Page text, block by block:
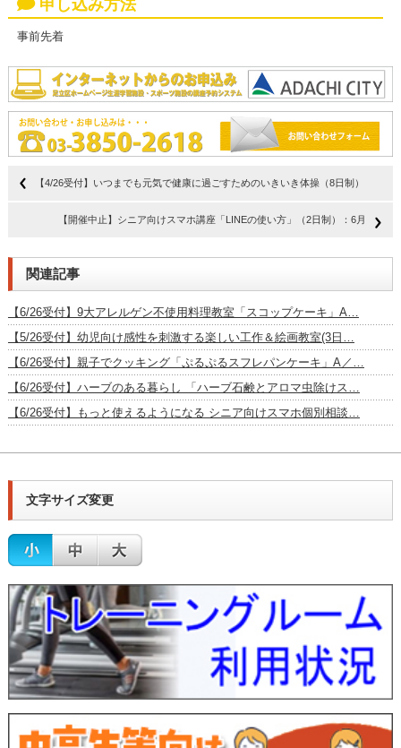
申し込み方法
事前先着
【4/26受付】いつまでも元気で健康に過ごすためのいきいき体操（8日制）
【開催中止】シニア向けスマホ講座「LINEの使い方」（2日制）：6月
関連記事
【6/26受付】9大アレルゲン不使用料理教室「スコップケーキ」A…
【5/26受付】幼児向け感性を刺激する楽しい工作＆絵画教室(3日…
【6/26受付】親子でクッキング「ぷるぷるスフレパンケーキ」A／…
【6/26受付】ハーブのある暮らし 「ハーブ石鹸とアロマ虫除けス…
【6/26受付】もっと使えるようになる シニア向けスマホ個別相談…
文字サイズ変更